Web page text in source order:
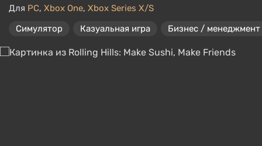
Для PC, Xbox One, Xbox Series X/S
Симулятор
Казуальная игра Бизнес / менеджмент